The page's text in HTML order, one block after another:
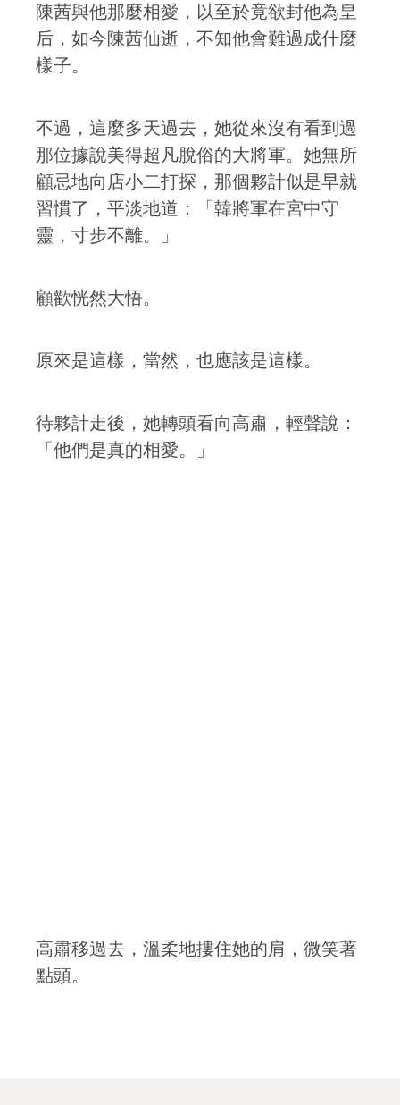
陳茜與他那麼相愛，以至於竟欲封他為皇
后，如今陳茜仙逝，不知他會難過成什麼
樣子。
不過，這麼多天過去，她從來沒有看到過
那位據說美得超凡脫俗的大將軍。她無所
顧忌地向店小二打探，那個夥計似是早就
習慣了，平淡地道：「韓將軍在宮中守
靈，寸步不離。」
顧歡恍然大悟。
原來是這樣，當然，也應該是這樣。
待夥計走後，她轉頭看向高肅，輕聲說：
「他們是真的相愛。」
高肅移過去，溫柔地摟住她的肩，微笑著
點頭。